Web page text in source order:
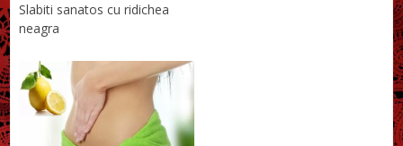
Slabiti sanatos cu ridichea
neagra